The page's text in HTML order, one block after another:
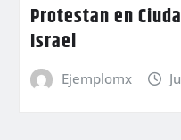
Protestan en
Israel
Ejemplomx